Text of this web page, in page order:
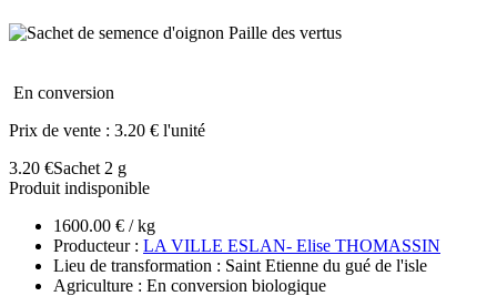
En conversion
Prix de vente : 3.20 € l'unité
3.20 €Sachet 2 g
Produit indisponible
1600.00 € / kg
Producteur : LA VILLE ESLAN- Elise THOMASSIN
Lieu de transformation : Saint Etienne du gué de l'isle
Agriculture : En conversion biologique